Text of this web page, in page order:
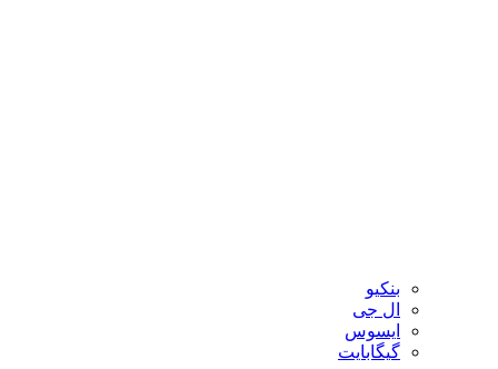
بنکیو
ال جی
ایسوس
گیگابایت